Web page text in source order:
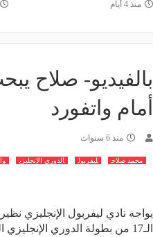
منذ 4 أيام
بالفيديو- صلاح
أمام واتفورد
منذ 6 سنوات
محمد صلاح ليفربول الدوري الإنجليزي
يواجه نادي ليفربول الإنجليزي
الـ17 من بطولة الدوري